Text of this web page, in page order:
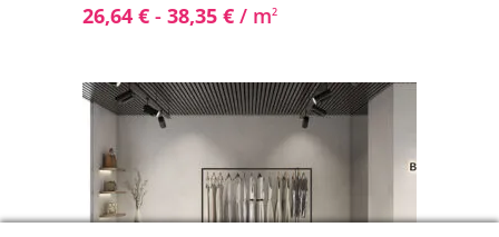
26,64 € - 38,35 € / m2